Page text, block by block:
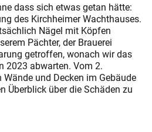
dass sich etwas getan hätte:
des Kirchheimer Wachthauses.
Nägel mit Köpfen
Pächter, der Brauerei
getroffen, wonach wir das
2023 abwarten. Vom 2.
und Decken im Gebäude
Überblick über die Schäden zu